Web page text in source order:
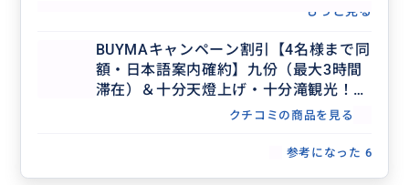
もっと見る
BUYMAキャンペーン割引【4名様まで同
額・日本語案内確約】九份（最大3時間
滞在）＆十分天燈上げ・十分滝観光！セ
ダンで行く貸切7時間ツアー（士林夜
クチコミの商品を見る
参考になった 6